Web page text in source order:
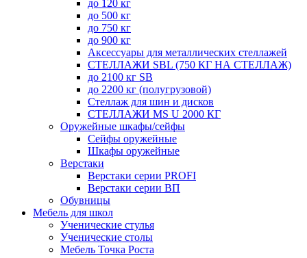
до 120 кг
до 500 кг
до 750 кг
до 900 кг
Аксессуары для металлических стеллажей
СТЕЛЛАЖИ SBL (750 КГ НА СТЕЛЛАЖ)
до 2100 кг SB
до 2200 кг (полугрузовой)
Стеллаж для шин и дисков
СТЕЛЛАЖИ MS U 2000 КГ
Оружейные шкафы/сейфы
Сейфы оружейные
Шкафы оружейные
Верстаки
Верстаки серии PROFI
Верстаки серии ВП
Обувницы
Мебель для школ
Ученические стулья
Ученические столы
Мебель Точка Роста